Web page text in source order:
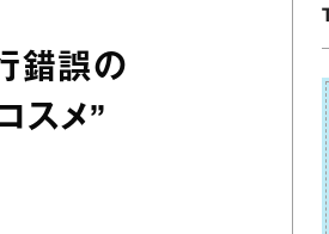
錯誤の
スメ”